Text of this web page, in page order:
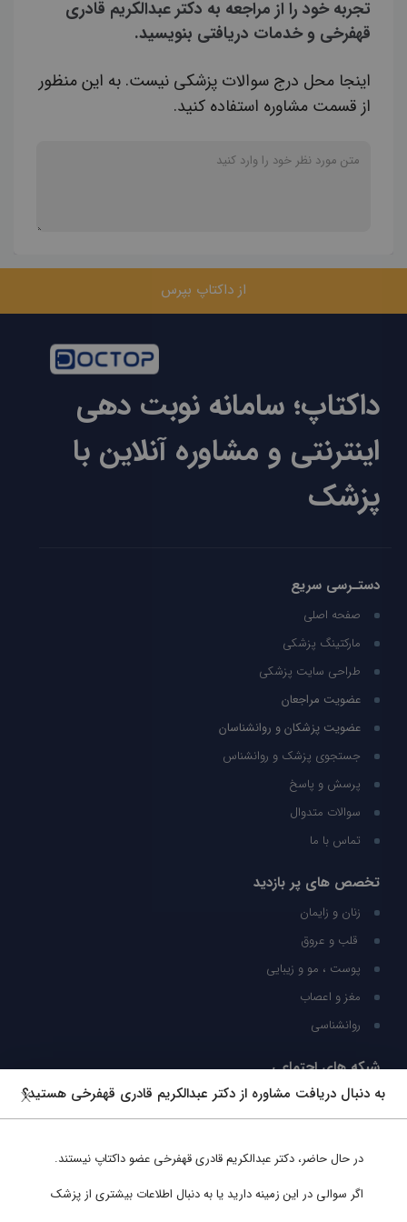
تجربه خود را از مراجعه به دکتر عبدالکریم قادری
قهفرخی و خدمات دریافتی بنویسید.
اینجا محل درج سوالات پزشکی نیست. به این منظور
از قسمت مشاوره استفاده کنید.
از داکتاپ بپرس
داکتاپ؛ سامانه نوبت دهی
اینترنتی و مشاوره آنلاین با
پزشک
دستـرسی سریع
صفحه اصلی
مارکتینگ پزشکی
طراحی سایت پزشکی
عضویت مراجعان
عضویت پزشکان و روانشناسان
جستجوی پزشک و روانشناس
پرسش و پاسخ
سوالات متدوال
تماس با ما
تخصص های پر بازدید
زنان و زایمان
قلب و عروق
پوست ، مو و زیبایی
مغز و اعصاب
روانشناسی
شبکه های اجتماعی
ما را در شبکه های اجتماعی دنبال کنید
به دنبال دریافت مشاوره از دکتر عبدالکریم قادری قهفرخی هستید؟
در حال حاضر، دکتر عبدالکریم قادری قهفرخی عضو داکتاپ نیستند.
اگر سوالی در این زمینه دارید یا به دنبال اطلاعات بیشتری از پزشک